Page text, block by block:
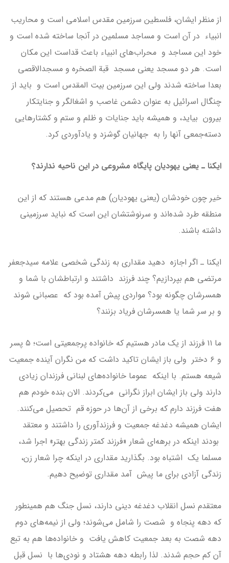
از منظر ایشان، فلسطین سرزمین مقدس اسلامی است و محاریب
انبیاء در آن است و مساجد مسلمین در آنجا ساخته شده است و
خود این مساجد و محراب‎‌های انبیاء باعث قداست این مکان
است. هر دو مسجد یعنی مسجد قبة الصخره و مسجدالاقصی
بعدا ساخته شدند ولی این سرزمین بیت ‌المقدس است و باید از
چنگال اسرائیل به عنوان دشمن غاصب و اشغالگر و جنایتکار
بیرون بیاید، و هميشه بايد جنايات و ظلم و ستم و كشتارهايى
دسته‌جمعى آنها را به جهانيان گوشزد و يادآوردى کرد.
ایکنا ـ یعنی یهودیان پایگاه مشروعی در این ناحیه ندارند؟
خير چون خودشان (يعني يهوديان) هم مدعی هستند که از این
منطقه طرد شده‌اند و سرنوشتشان این است که نباید سرزمینی
داشته باشند.
ایکنا ـ اگر اجازه دهید مقداری به زندگی شخصی علامه سیدجعفر
مرتضی هم بپردازیم؟ چند فرزند داشتند و ارتباطشان با شما و
همسرشان چگونه بود؟ مواردی پیش آمده بود که عصبانی شوند
و بر سر شما یا همسرشان فریاد بزنند؟
ما ۱۱ فرزند از یک مادر هستیم که خانواده پرجمعیتی است؛ ۵ پسر
و ۶ دختر ولی باز ایشان تاکید داشت که من نگران آینده جمعیت
شیعه هستم. با اینکه عموما خانواده‌های لبنانی فرزندان زیادی
دارند ولی باز ایشان ابراز نگرانی می‌کردند. الان بنده خودم هم
هفت فرزند دارم که برخی از آن‌ها در حوزه قم تحصیل می‌کنند.
ایشان همیشه دغدغه جمعیت و فرزندآوری را داشتند و معتقد
بودند اینکه در برهه‌ای شعار «فرزند کمتر زندگی بهتر» اجرا شد،
مسلما یک اشتباه بود. بگذارید مقداری در اینکه چرا شعار زن،
زندگی آزادی برای ما پیش آمد مقداری توضیح دهیم.
معتقدم نسل انقلاب دغدغه دینی دارند، نسل جنگ هم همینطور
که دهه پنجاه و شصت را شامل می‌شوند؛ ولی از نیمه‌های دوم
دهه شصت به بعد جمعیت کاهش یافت و خانواده‌ها هم به تبع
آن کم حجم شدند. لذا رابطه دهه هشتاد و نودی‌ها با نسل قبل